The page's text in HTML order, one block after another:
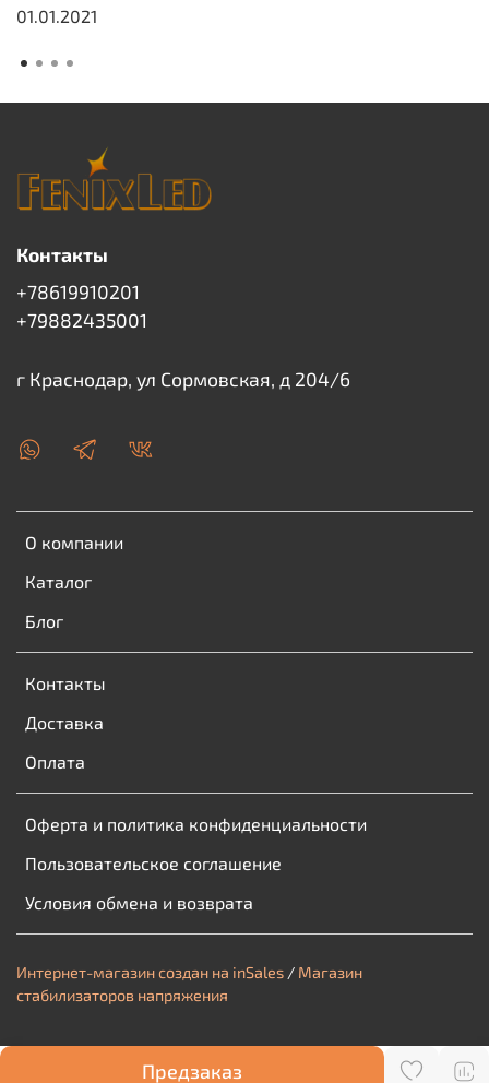
Предзаказ
01.01.2021
О компании
Каталог
Блог
Контакты
Доставка
Оплата
Оферта и политика конфиденциальности
Пользовательское соглашение
Условия обмена и возврата
Контакты
+78619910201
+79882435001
г Краснодар, ул Сормовская, д 204/6
Интернет-магазин создан на inSales / Магазин
стабилизаторов напряжения